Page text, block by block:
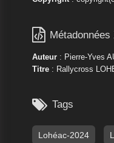
 Métadonnées
Auteur: Pierre-Yves
Titre: Rallycross
 Tags
Lohéac-2024